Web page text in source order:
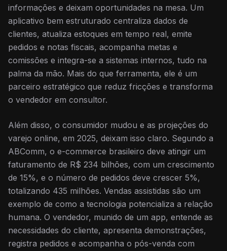
informações e deixam oportunidades na mesa. Um
aplicativo bem estruturado centraliza dados de
clientes, atualiza estoques em tempo real, emite
pedidos e notas fiscais, acompanha metas e
comissões e integra-se a sistemas internos, tudo na
palma da mão. Mais do que ferramenta, ele é um
parceiro estratégico que reduz fricções e transforma
o vendedor em consultor.
Além disso, o consumidor mudou e as projeções do
varejo online, em 2025, deixam isso claro. Segundo a
ABComm, o e-commerce brasileiro deve atingir um
faturamento de R$ 234 bilhões, com um crescimento
de 15%, e o número de pedidos deve crescer 5%,
totalizando 435 milhões. Vendas assistidas são um
exemplo de como a tecnologia potencializa a relação
humana. O vendedor, munido de um app, entende as
necessidades do cliente, apresenta demonstrações,
registra pedidos e acompanha o pós-venda com